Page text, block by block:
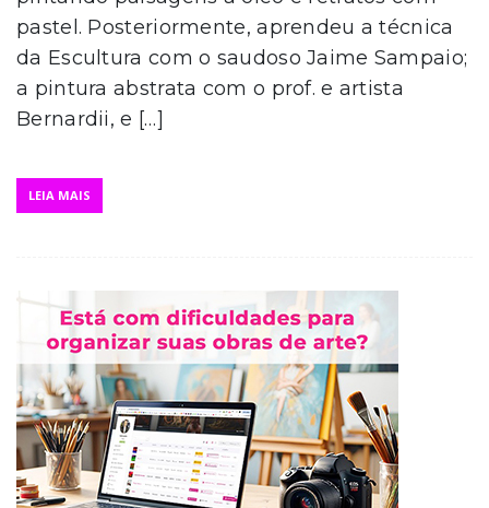
pastel. Posteriormente, aprendeu a técnica
da Escultura com o saudoso Jaime Sampaio;
a pintura abstrata com o prof. e artista
Bernardii, e […]
LEIA MAIS